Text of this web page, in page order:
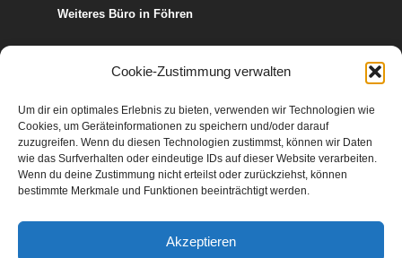
Cookie-Zustimmung verwalten
Um dir ein optimales Erlebnis zu bieten, verwenden wir Technologien wie
Cookies, um Geräteinformationen zu speichern und/oder darauf
zuzugreifen. Wenn du diesen Technologien zustimmst, können wir Daten
wie das Surfverhalten oder eindeutige IDs auf dieser Website verarbeiten.
Wenn du deine Zustimmung nicht erteilst oder zurückziehst, können
bestimmte Merkmale und Funktionen beeinträchtigt werden.
Akzeptieren
Weiteres Büro in Föhren
Telefon: 06502 99 95 80
Telefax: 06502 99 95 899
Mail:info@TAXolution-Stb.de